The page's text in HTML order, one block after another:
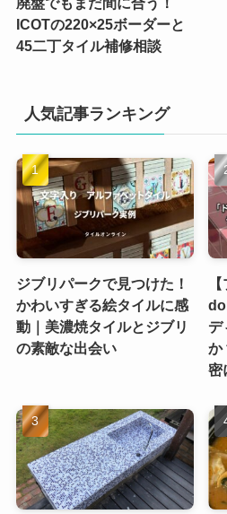
ICOTの220×25ボーダーと
45二丁タイル補修相談
人気記事ランキング
ジブリパークで見つけた！
かわいすぎる絵タイルに感
動｜美濃焼タイルとジブリ
の素敵な出会い
デ
か
密